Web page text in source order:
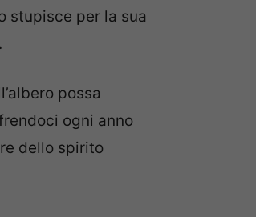
stupisce per la sua
possa
ogni anno
dello spirito